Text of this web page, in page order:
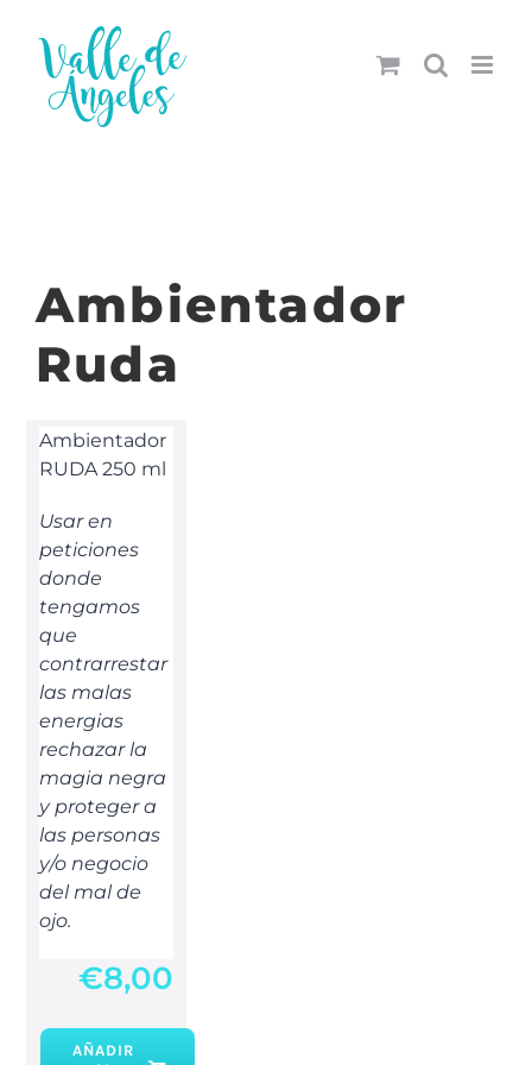
contenido
Ambientador
Ruda
Ambientador
RUDA 250 ml
Usar en
peticiones
donde
tengamos
que
contrarrestar
las malas
energias
rechazar la
magia negra
y proteger a
las personas
y/o negocio
del mal de
ojo.
€8,00
AÑADIR